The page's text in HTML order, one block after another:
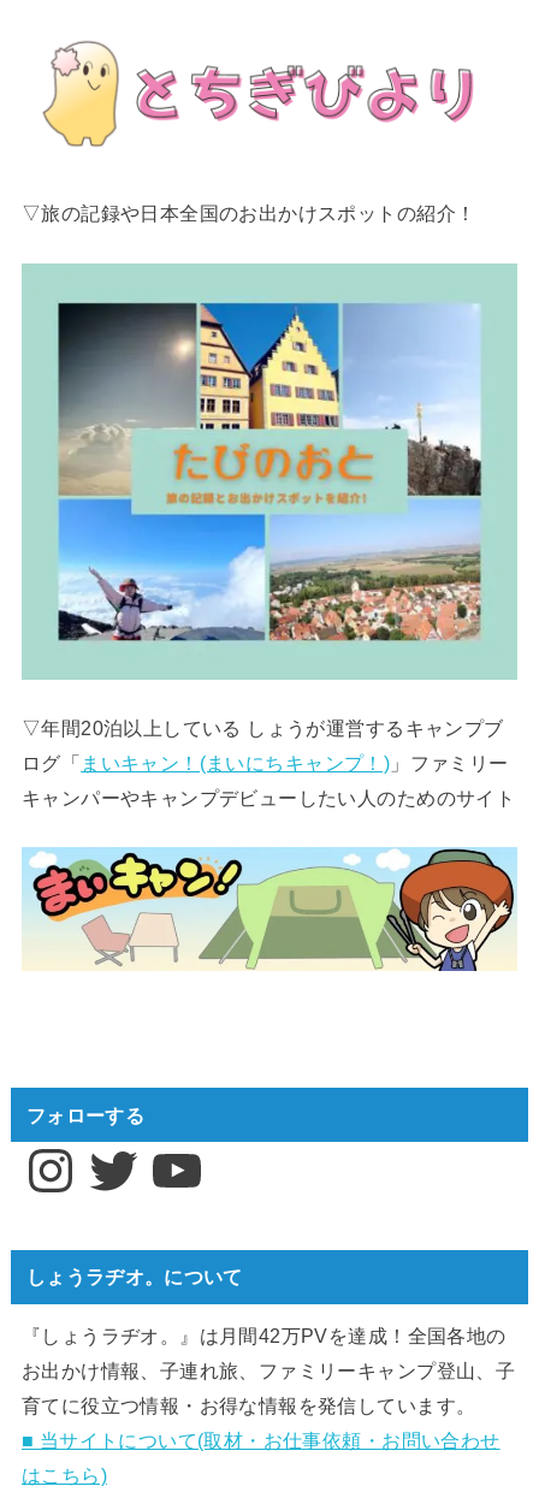
▽旅の記録や日本全国のお出かけスポットの紹介！
▽年間20泊以上している しょうが運営するキャンプブ
ログ「 まいキャン！(まいにちキャンプ！) 」ファミリー
キャンパーやキャンプデビューしたい人のためのサイト
フォローする
InstagramTwitter YouTube
しょうラヂオ。について
『しょうラヂオ。』は月間42万PVを達成！全国各地の
お出かけ情報、子連れ旅、ファミリーキャンプ登山、子
育てに役立つ情報・お得な情報を発信しています。
■ 当サイトについて(取材・お仕事依頼・お問い合わせ
はこちら)